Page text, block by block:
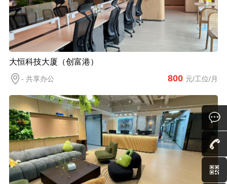
大恒科技大厦（创富港）
- 共享办公 800 元/工位/月